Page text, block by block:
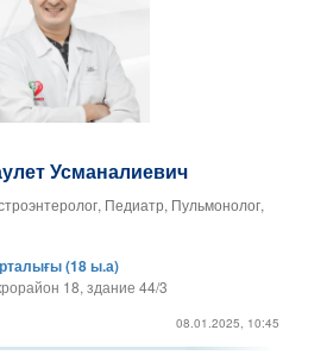
Усманалиевич
Педиатр, Пульмонолог,
(18 ы.а)
18, здание 44/3
08.01.2025, 10:45